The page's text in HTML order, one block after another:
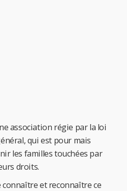
association régie par la loi
qui est pour mais
les familles touchées par
droits.
et reconnaître ce